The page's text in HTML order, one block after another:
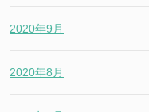
2020年9月
2020年8月